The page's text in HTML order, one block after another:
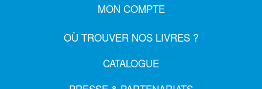
MON COMPTE
OÙ TROUVER NOS LIVRES ?
CATALOGUE